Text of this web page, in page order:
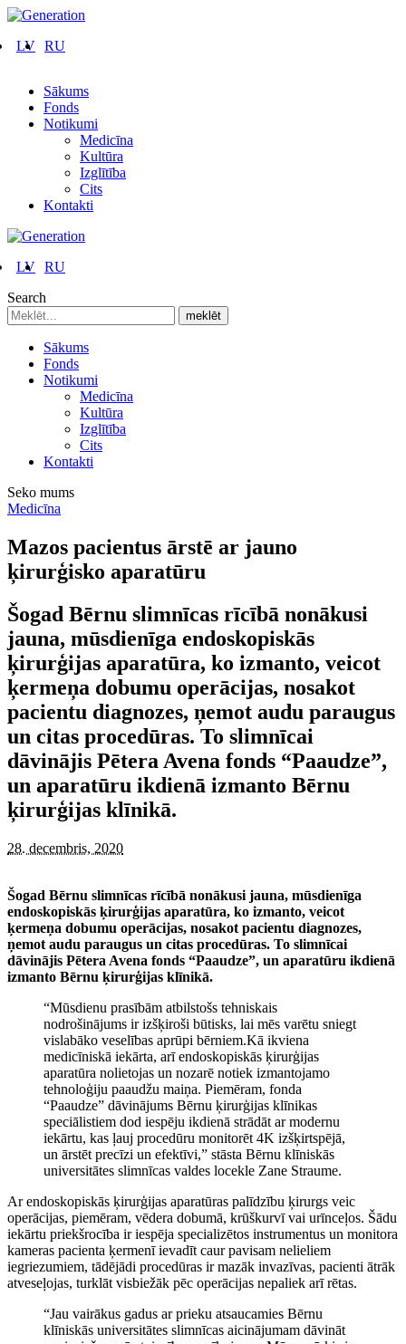
LV RU
Sākums
Fonds
Notikumi
Medicīna
Kultūra
Izglītība
Cits
Kontakti
LV RU
Search
Sākums
Fonds
Notikumi
Medicīna
Kultūra
Izglītība
Cits
Kontakti
Seko mums
Medicīna
Mazos pacientus ārstē ar jauno
ķirurģisko aparatūru
Šogad Bērnu slimnīcas rīcībā nonākusi
jauna, mūsdienīga endoskopiskās
ķirurģijas aparatūra, ko izmanto, veicot
ķermeņa dobumu operācijas, nosakot
pacientu diagnozes, ņemot audu paraugus
un citas procedūras. To slimnīcai
dāvinājis Pētera Avena fonds “Paaudze”,
un aparatūru ikdienā izmanto Bērnu
ķirurģijas klīnikā.
28. decembris, 2020
Šogad Bērnu slimnīcas rīcībā nonākusi jauna, mūsdienīga
endoskopiskās ķirurģijas aparatūra, ko izmanto, veicot
ķermeņa dobumu operācijas, nosakot pacientu diagnozes,
ņemot audu paraugus un citas procedūras. To slimnīcai
dāvinājis Pētera Avena fonds “Paaudze”, un aparatūru ikdienā
izmanto Bērnu ķirurģijas klīnikā.
“Mūsdienu prasībām atbilstošs tehniskais
nodrošinājums ir izšķiroši būtisks, lai mēs varētu sniegt
vislabāko veselības aprūpi bērniem.Kā ikviena
medicīniskā iekārta, arī endoskopiskās ķirurģijas
aparatūra nolietojas un nozarē notiek izmantojamo
tehnoloģiju paaudžu maiņa. Piemēram, fonda
“Paaudze” dāvinājums Bērnu ķirurģijas klīnikas
speciālistiem dod iespēju ikdienā strādāt ar modernu
iekārtu, kas ļauj procedūru monitorēt 4K izšķirtspējā,
un ārstēt precīzi un efektīvi,” stāsta Bērnu klīniskās
universitātes slimnīcas valdes locekle Zane Straume.
Ar endoskopiskās ķirurģijas aparatūras palīdzību ķirurgs veic
operācijas, piemēram, vēdera dobumā, krūškurvī vai urīnceļos. Šādu
iekārtu priekšrocība ir iespēja specializētos instrumentus un monitora
kameras pacienta ķermenī ievadīt caur pavisam nelieliem
iegriezumiem, tādējādi procedūras ir mazāk invazīvas, pacienti ātrāk
atveseļojas, turklāt visbiežāk pēc operācijas nepaliek arī rētas.
“Jau vairākus gadus ar prieku atsaucamies Bērnu
klīniskās universitātes slimnīcas aicinājumam dāvināt